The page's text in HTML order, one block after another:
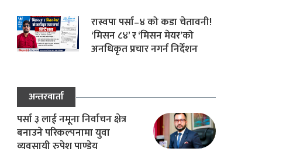
रास्वपा पर्सा–४ को कडा चेतावनी!
‘मिसन ८४’ र ‘मिसन मेयर’को
अनधिकृत प्रचार नगर्न निर्देशन
अन्तरवार्ता
पर्सा ३ लाई नमूना निर्वाचन क्षेत्र
बनाउने परिकल्पनामा युवा
व्यवसायी रुपेश पाण्डेय